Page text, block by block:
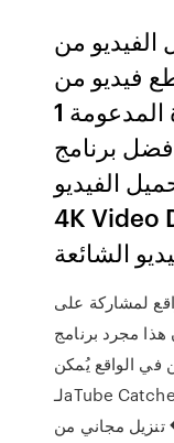
الفيديو من
فيديو من
اي موقع مجانيالأجهزة المدعومة 1
تحميل فيديو; 2 افضل برنامج
تحميل الفيديو
4K Video Downloader يدعم معظم
لمشاركة على
مجرد برنامج
في الواقع يُمكن
لـaTube Catcher حفظ مقاطع الفيديو من مُعظم مواقع
تنزيل مجاني من